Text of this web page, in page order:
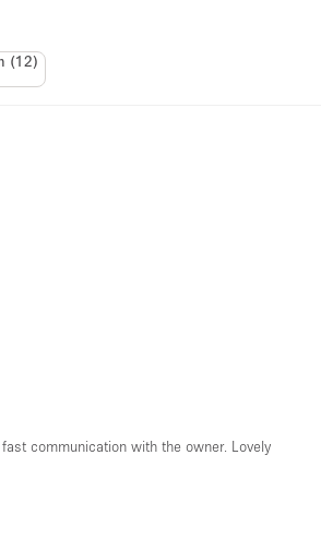
(12)
communication with the owner. Lovely